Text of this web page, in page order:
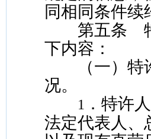
同相同条件续
第五条 特
下内容：
（一）特许
况。
1 ．特许
法定代表人、